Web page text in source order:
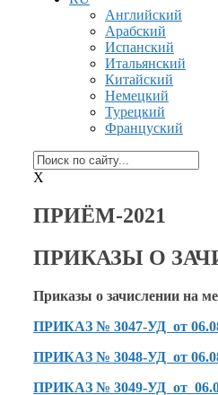
Английский
Арабский
Испанский
Итальянский
Китайский
Немецкий
Турецкий
Француский
X
ПРИЁМ-2021
ПРИКАЗЫ О
Приказы о зачислении на
ПРИКАЗ № 3047-УД от
ПРИКАЗ № 3048-УД от
ПРИКАЗ № 3049-УД от